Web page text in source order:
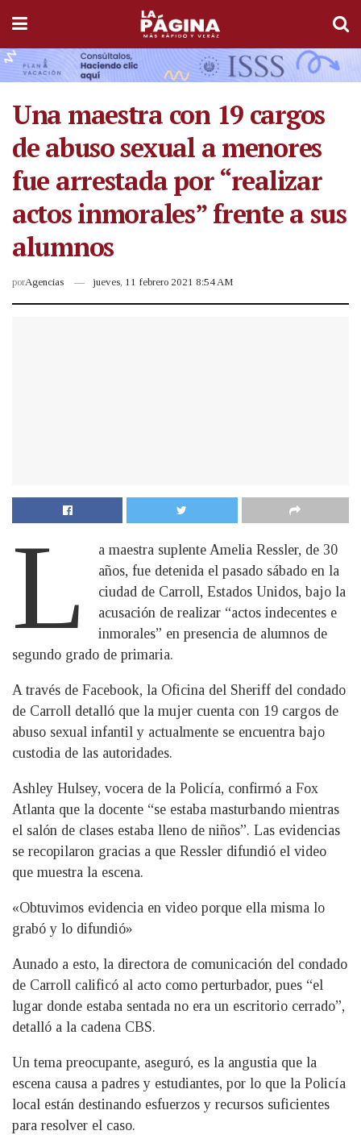
Una maestra con 19 cargos
de abuso sexual a menores
fue arrestada por “realizar
actos inmorales” frente a sus
alumnos
porAgencias jueves, 11 febrero 2021 8:54 AM
L
a maestra suplente Amelia Ressler, de 30
años, fue detenida el pasado sábado en la
ciudad de Carroll, Estados Unidos, bajo la
acusación de realizar “actos indecentes e
inmorales” en presencia de alumnos de
segundo grado de primaria.
A través de Facebook, la Oficina del Sheriff del condado
de Carroll detalló que la mujer cuenta con 19 cargos de
abuso sexual infantil y actualmente se encuentra bajo
custodia de las autoridades.
Ashley Hulsey, vocera de la Policía, confirmó a Fox
Atlanta que la docente “se estaba masturbando mientras
el salón de clases estaba lleno de niños”. Las evidencias
se recopilaron gracias a que Ressler difundió el video
que muestra la escena.
«Obtuvimos evidencia en video porque ella misma lo
grabó y lo difundió»
Aunado a esto, la directora de comunicación del condado
de Carroll calificó al acto como perturbador, pues “el
lugar donde estaba sentada no era un escritorio cerrado”,
detalló a la cadena CBS.
Un tema preocupante, aseguró, es la angustia que la
escena causa a padres y estudiantes, por lo que la Policía
local están destinando esfuerzos y recursos suficientes
para resolver el caso.